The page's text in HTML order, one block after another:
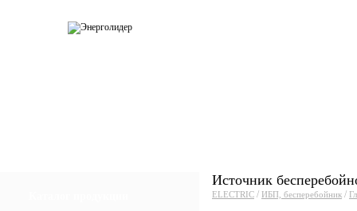
Источник
ELECTRIC / ИБП, бесперебойник /